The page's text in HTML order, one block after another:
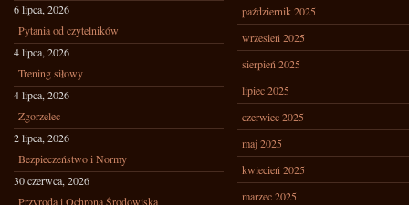
6 lipca, 2026
Pytania od czytelników
4 lipca, 2026
Trening siłowy
4 lipca, 2026
Zgorzelec
2 lipca, 2026
Bezpieczeństwo i Normy
30 czerwca, 2026
Przyroda i Ochrona Środowiska
październik 2025
wrzesień 2025
sierpień 2025
lipiec 2025
czerwiec 2025
maj 2025
kwiecień 2025
marzec 2025